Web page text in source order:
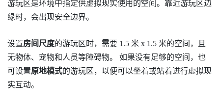
游玩区是环境中指定供虚拟现实使用的空间。靠近游玩区边
缘时，会出现安全边界。
设置房间尺度的游玩区时，需要 1.5 米 x 1.5 米的空间，且
无物体、宠物和人员等障碍物。 如果没有足够的空间，也
可设置原地模式的游玩区，以便可以坐着或站着进行虚拟现
实互动。